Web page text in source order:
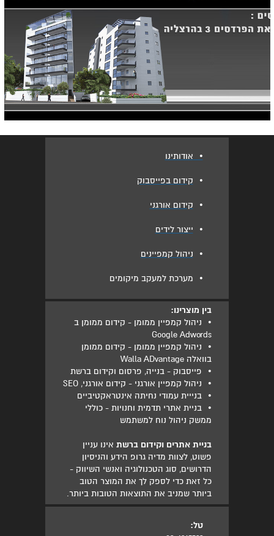
בין מוצרינו:
•
ניהול קמפיין ממומן - קידום ממומן ב
Google Adwords
•
ניהול קמפיין ממומן - קידום ממומן
בוואלה Walla ADvantage
• פייסבוק - בנייה, פרסום וקידום ברשת
• ניהול קמפיין אורגני - קידום אורגני, SEO
• בנייית עמודי נחיתה אינטראקטיביים
•
בניית אתרי תדמית וחנויות - כוללי
ממשק ניהול נוח למשתמש
בניית אתרים וקידום ברשתאינו עניין
פשוט, לצוות מדיה גרופ הידע והניסיון
הדרושים, סוג הטכנולוגיה ואנשי השיווק -
כל זאת כדי לספק לך את המוצר הטוב
ביותר שמניב את התוצאות הטובות ביותר.
• אודותינו
• קידום בפייסבוק
• קידום אורגני
• ייצור לידים
• ניהול קמפיינים
• מערכת למעקב מיקומים
טל: